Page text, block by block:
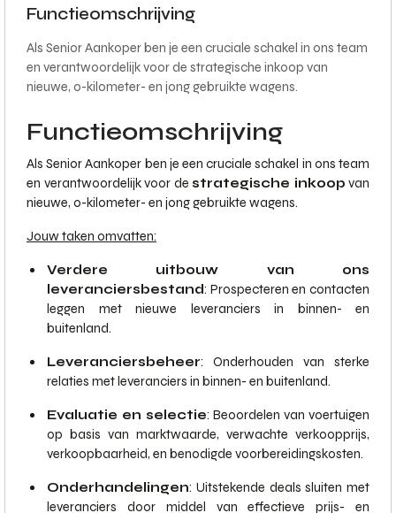
Functieomschrijving
Als Senior Aankoper ben je een cruciale schakel in ons team
en verantwoordelijk voor de strategische inkoop van
nieuwe, 0-kilometer- en jong gebruikte wagens.
Functieomschrijving
Als Senior Aankoper ben je een cruciale schakel in ons team
en verantwoordelijk voor de strategische inkoop van
nieuwe, 0-kilometer- en jong gebruikte wagens.
Jouw taken omvatten:
Verdere uitbouw van ons
leveranciersbestand: Prospecteren en contacten
leggen met nieuwe leveranciers in binnen- en
buitenland.
Leveranciersbeheer: Onderhouden van sterke
relaties met leveranciers in binnen- en buitenland.
Evaluatie en selectie: Beoordelen van voertuigen
op basis van marktwaarde, verwachte verkoopprijs,
verkoopbaarheid, en benodigde voorbereidingskosten.
Onderhandelingen: Uitstekende deals sluiten met
leveranciers door middel van effectieve prijs- en